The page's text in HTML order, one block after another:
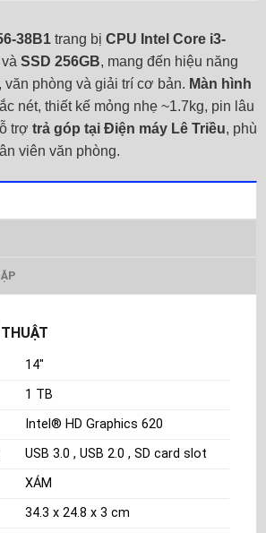
38B1 trang bị CPU Intel Core i3-
và SSD 256GB, mang đến hiệu năng
văn phòng và giải trí cơ bản. Màn hình
nét, thiết kế mỏng nhẹ ~1.7kg, pin lâu
trợ trả góp tại Điện máy Lê Triều, phù
viên văn phòng.
14"
1 TB
Intel® HD Graphics 620
USB 3.0 , USB 2.0 , SD card slot
XÁM
34.3 x 24.8 x 3 cm